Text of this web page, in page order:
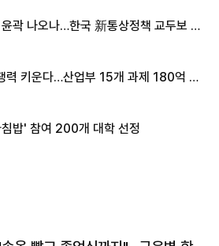
곽 나오나…한국 新통상정책 교두보 활
력 키운다…산업부 15개 과제 180억 지
밥' 참여 200개 대학 선정